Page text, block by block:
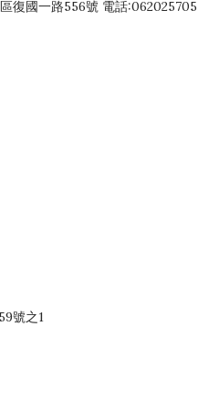
復國一路556號 電話:062025705
號之1